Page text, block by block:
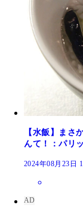
【水飯】まさ
んて！：パリ
2024年08月23日